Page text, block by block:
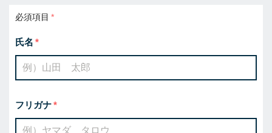
必須項目
氏名
フリガナ